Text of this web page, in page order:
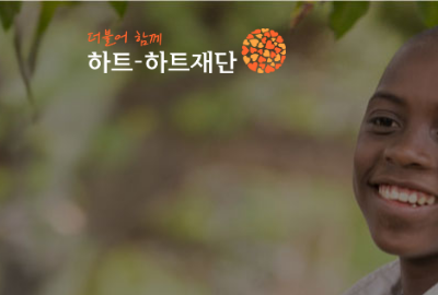
인기 키워드